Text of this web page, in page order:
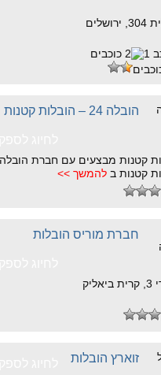
הובלה 24 – הובלות קטנות
קטנות ב להמשך >>
חברת מוריס הובלות
זוארץ הובלות